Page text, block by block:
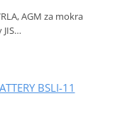
AGM za mokra
BSLI-11